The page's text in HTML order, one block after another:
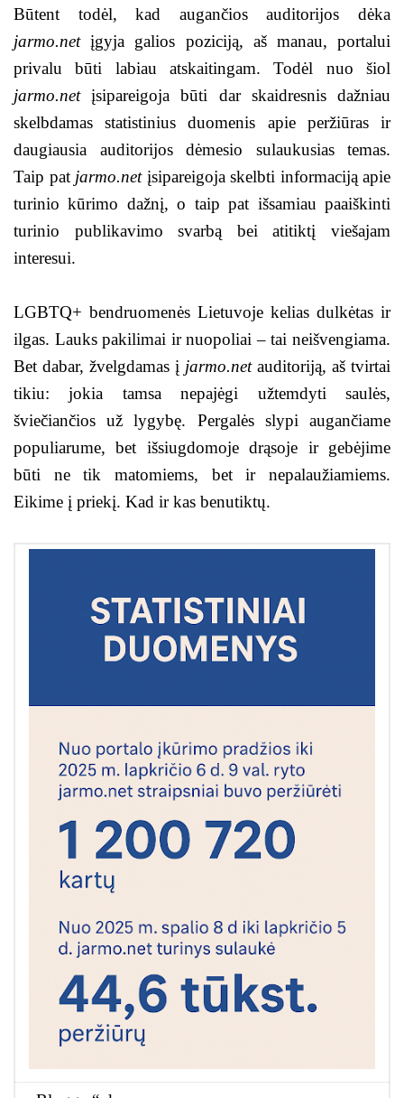
Būtent todėl, kad augančios auditorijos dėka
jarmo.netįgyja galios poziciją, aš manau, portalui
privalu būti labiau atskaitingam. Todėl nuo šiol
jarmo.netįsipareigoja būti dar skaidresnis dažniau
skelbdamas statistinius duomenis apie peržiūras ir
daugiausia auditorijos dėmesio sulaukusias temas.
Taip pat jarmo.netįsipareigoja skelbti informaciją apie
turinio kūrimo dažnį, o taip pat išsamiau paaiškinti
turinio publikavimo svarbą bei atitiktį viešajam
interesui.
LGBTQ+ bendruomenės Lietuvoje kelias dulkėtas ir
ilgas. Lauks pakilimai ir nuopoliai – tai neišvengiama.
Bet dabar, žvelgdamas į jarmo.netauditoriją, aš tvirtai
tikiu: jokia tamsa nepajėgi užtemdyti saulės,
šviečiančios už lygybę. Pergalės slypi augančiame
populiarume, bet išsiugdomoje drąsoje ir gebėjime
būti ne tik matomiems, bet ir nepalaužiamiems.
Eikime į priekį. Kad ir kas benutiktų.